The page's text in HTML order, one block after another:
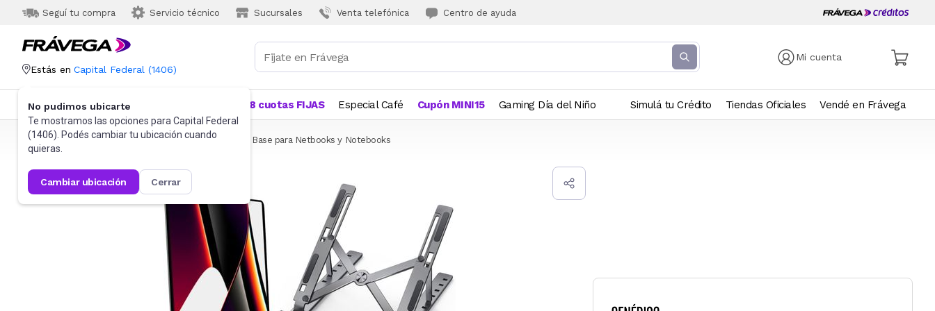
Seguí tu compra Servicio técnico Sucursales Venta telefónica Centro de ayuda
Mi cuenta
Estás en Capital Federal (1406)
No pudimos ubicarte
Te mostramos las opciones para Capital Federal
(1406). Podés cambiar tu ubicación cuando
quieras.
cambiar ubicación cerrar
Categorías Más Vendidos 18 cuotas FIJAS Especial Café Cupón MINI15 Gaming Día del Niño Simulá tu Crédito Tiendas Oficiales Vendé en Frávega
Frávega Informática Accesorios de Informática Base para Netbooks y Notebooks